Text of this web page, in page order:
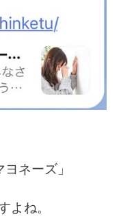
ネーズ」
よね。